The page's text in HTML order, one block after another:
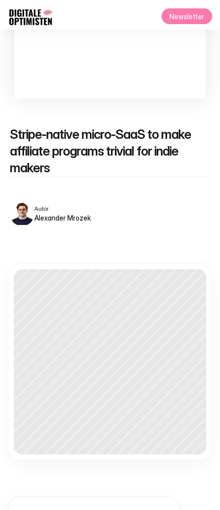
Newsletter
Stripe‑native micro‑SaaS to make
affiliate programs trivial for indie
makers
Autor
Alexander Mrozek